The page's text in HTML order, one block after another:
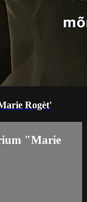
Rogèt'
"Marie